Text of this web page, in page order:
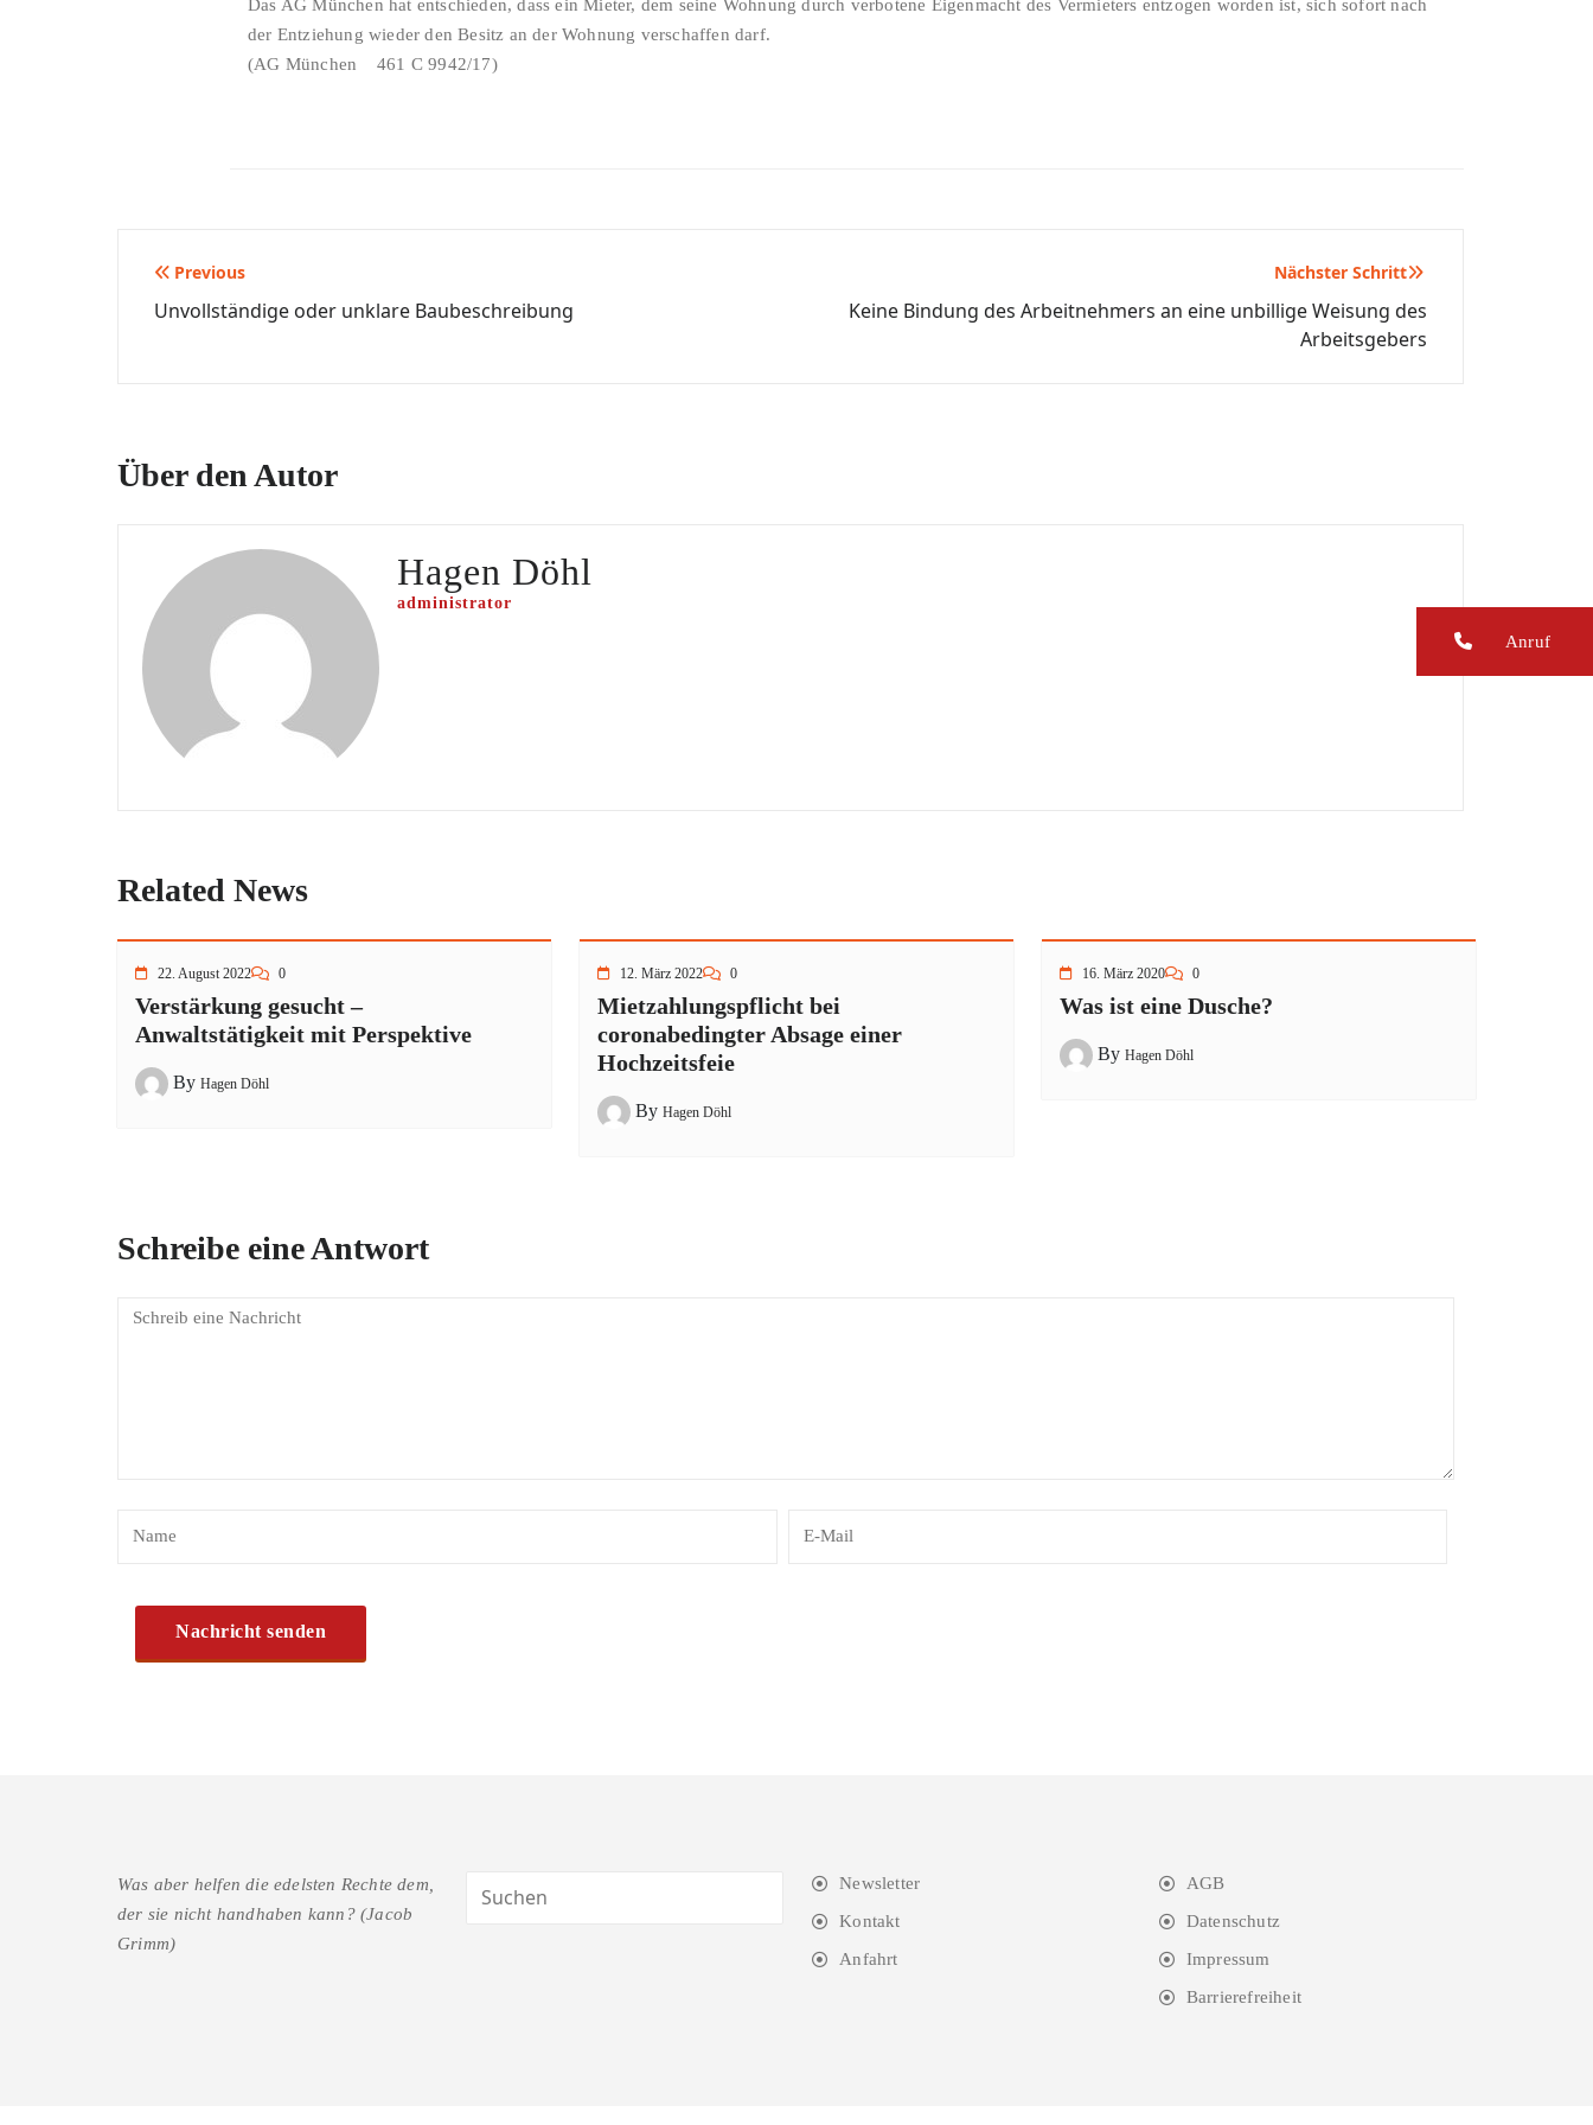
Das AG München hat entschieden, dass ein Mieter, dem seine Wohnung durch verbotene Eigenmacht des Vermieters entzogen worden ist, sich sofort nach
der Entziehung wieder den Besitz an der Wohnung verschaffen darf.
(AG München 461 C 9942/17)
Beitragsnavigation
Previous
Unvollständige oder unklare Baubeschreibung
Nächster Schritt
Keine Bindung des Arbeitnehmers an eine unbillige Weisung des
Arbeitsgebers
Über den Autor
Hagen Döhl
administrator
Related News
22. August 2022 0
Verstärkung gesucht –
Anwaltstätigkeit mit Perspektive
By Hagen Döhl
12. März 2022 0
Mietzahlungspflicht bei
coronabedingter Absage einer
Hochzeitsfeie
By Hagen Döhl
16. März 2020 0
Was ist eine Dusche?
By Hagen Döhl
Schreibe eine Antwort
Was aber helfen die edelsten Rechte dem,
der sie nicht handhaben kann? (Jacob
Grimm)
Newsletter
Kontakt
Anfahrt
AGB
Datenschutz
Impressum
Barrierefreiheit
Anruf